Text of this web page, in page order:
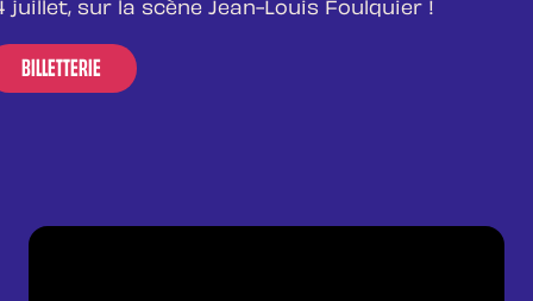
juillet, sur la scène Jean-Louis Foulquier !
BILLETTERIE